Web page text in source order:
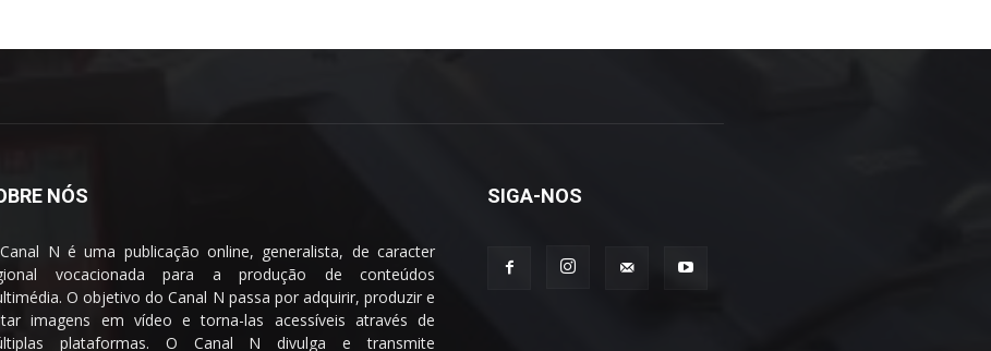
NÓS
N é uma publicação online, generalista, de caracter
vocacionada para a produção de conteúdos
O objetivo do Canal N passa por adquirir, produzir e
imagens em vídeo e torna-las acessíveis através de
plataformas. O Canal N divulga e transmite
SIGA-NOS